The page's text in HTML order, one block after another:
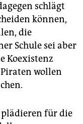
schlägt
können,
die
Schule sei aber
Koexistenz
wollen
plädieren für die